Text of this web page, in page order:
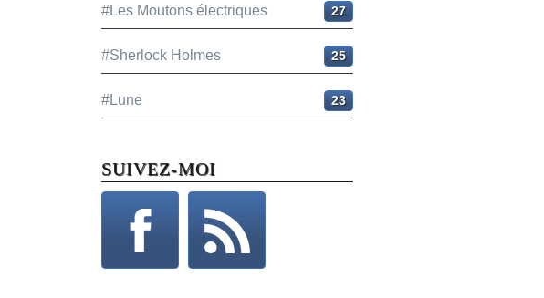
#Les Moutons électriques 27
#Sherlock Holmes 25
#Lune 23
SUIVEZ-MOI